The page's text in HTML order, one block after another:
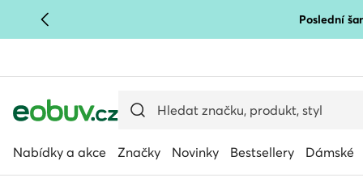
PŘEJÍT NA HLAVNÍ OBSAH Poslední
Nabídky a akce Značky Novinky Bestsellery Dámské